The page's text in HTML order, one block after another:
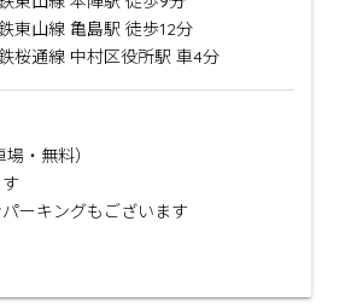
東山線 亀島駅 徒歩12分
桜通線 中村区役所駅 車4分
・無料）
ーキングもございます